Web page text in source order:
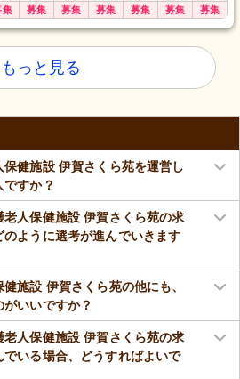
集 募集 募集 募集 募集 募集 募集
もっと見る
保健施設 伊賀さくら苑を運営し
すか？
老人保健施設 伊賀さくら苑の求
のように選考が進んでいきます
健施設 伊賀さくら苑の他にも、
いいですか？
老人保健施設 伊賀さくら苑の求
でいる場合、どうすればよいで